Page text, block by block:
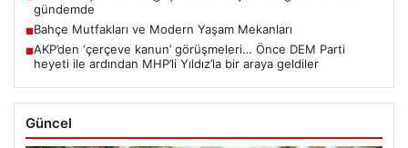
gündemde
■Bahçe Mutfakları ve Modern Yaşam Mekanları
■AKP’den ‘çerçeve kanun’ görüşmeleri… Önce DEM Parti
heyeti ile ardından MHP’li Yıldız’la bir araya geldiler
Güncel